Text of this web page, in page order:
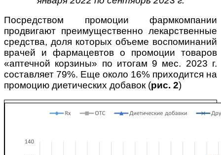
Посредством промоции фармкомпании
продвигают преимущественно лекарственные
средства, доля которых объеме воспоминаний
врачей и фармацевтов о промоции товаров
«аптечной корзины» по итогам 9 мес. 2023 г.
составляет 79%. Еще около 16% приходится на
промоцию диетических добавок (рис. 2)